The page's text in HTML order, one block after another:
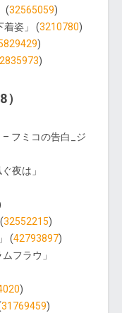
(32565059)
着姿」 (3210780)
)
)
フミコの告白_ジ
夜は」
32552215)
(42793897)
フラウ」
)
31769459)